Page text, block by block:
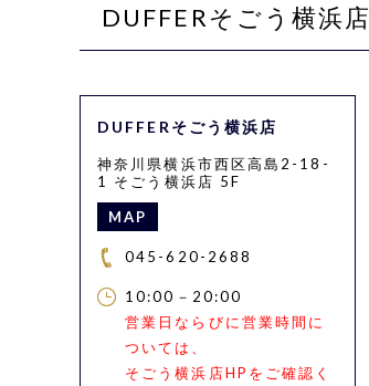
DUFFERそごう横浜店
DUFFERそごう横浜店
神奈川県横浜市西区高島2-18-
1 そごう横浜店 5F
MAP
045-620-2688
10:00－20:00
営業日ならびに営業時間に
ついては、
そごう横浜店HPをご確認く